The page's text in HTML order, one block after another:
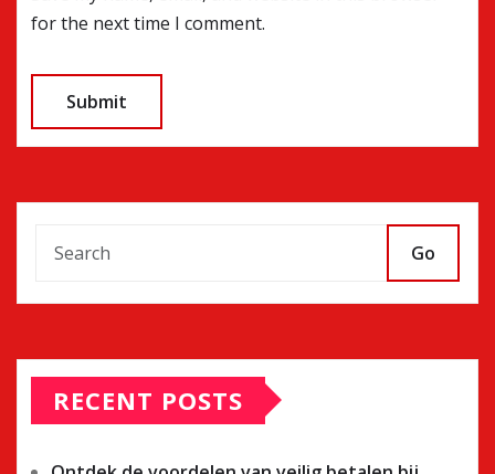
for the next time I comment.
Go
RECENT POSTS